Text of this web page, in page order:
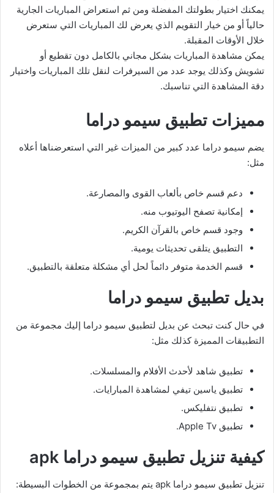
يمكنك اختيار بطولتك المفضلة ومن ثم استعراض المباريات الجارية
حالياً أو من خيار التقويم الذي يعرض لك المباريات التي ستعرض
خلال الأوقات المقبلة.
يمكن مشاهدة المباريات بشكل مجاني بالكامل دون تقطيع أو
تشويش وكذلك يوجد عدد من السيرفرات لنقل تلك المباريات واختيار
دقة المشاهدة التي تناسبك.
مميزات تطبيق سيمو دراما
يضم سيمو دراما عدد كبير من الميزات غير التي استعرضناها أعلاه
مثل:
دعم قسم خاص بألعاب القوى والمصارعة.
إمكانية تصفح اليوتيوب منه.
وجود قسم خاص بالقرآن الكريم.
التطبيق يتلقى تحديثات يومية.
قسم الخدمة متوفر دائماً لحل أي مشكلة متعلقة بالتطبيق.
بديل تطبيق سيمو دراما
في حال كنت تبحث عن بديل لتطبيق سيمو دراما إليك مجموعة من
التطبيقات المميزة كذلك مثل:
تطبيق شاهد لأحدث الأفلام والمسلسلات.
تطبيق ياسين تيفي لمشاهدة المبارايات.
تطبيق نتفليكس.
تطبيق Apple Tv.
كيفية تنزيل تطبيق سيمو دراما apk
تنزيل تطبيق سيمو دراما apk يتم بمجموعة من الخطوات البسيطة: